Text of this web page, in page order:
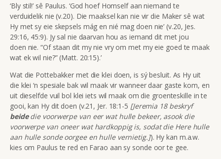
‘Bly stil!’ sê Paulus. ‘God hoef Homself aan niemand te
verduidelik nie (v.20). Die maaksel kan nie vir die Maker sê wat
Hy met sy eie skepsels mág en nié mag doen nie’ (v.20, Jes.
29:16, 45:9). Jy sal nie daarvan hou as iemand dit met jou
doen nie. “Of staan dit my nie vry om met my eie goed te maak
wat ek wil nie?” (Matt. 20:15).’
Wat die Pottebakker met die klei doen, is sý besluit. As Hy uit
die klei ‘n spesiale bak wil maak vir wanneer daar gaste kom, en
uit dieselfde vuil bol klei iets wil maak om die groenteskille in te
gooi, kan Hy dit doen (v.21, Jer. 18:1-5 [Jeremia 18 beskryf
beidedie voorwerpe van eer wat hulle bekeer, asook die
voorwerpe van oneer wat hardkoppig is, sodat die Here hulle
aan hulle sonde oorgee en hulle vernietig.]). Hy kan m.a.w.
kies om Paulus te red en Farao aan sy sonde oor te gee.